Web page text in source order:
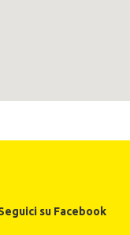
su Facebook